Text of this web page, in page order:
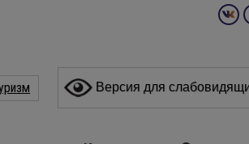
in
new
Версия для